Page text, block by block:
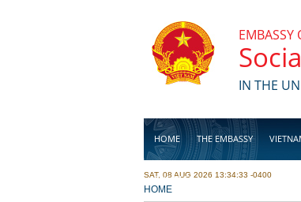
EMBASSY
IN THE
HOME THE EMBASSY
BUSINESS
SAT, 08 AUG 2026 13:34:33 -0400
YOU ARE HERE
HOME